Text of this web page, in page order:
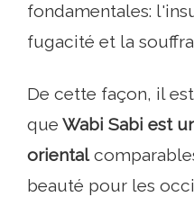
fondamentales:
fugacité et la
De cette façon, il
que Wabi Sabi est
oriental
beauté pour les